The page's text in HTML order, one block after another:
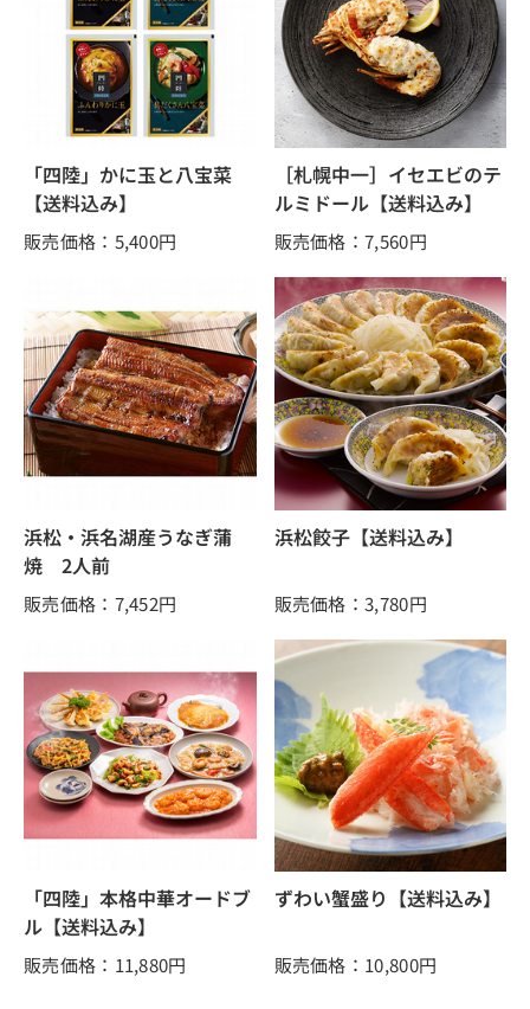
「四陸」かに玉と八宝菜
【送料込み】
販売価格：5,400円
［札幌中一］イセエビのテ
ルミドール【送料込み】
販売価格：7,560円
浜松・浜名湖産うなぎ蒲
焼 2人前
販売価格：7,452円
浜松餃子【送料込み】
販売価格：3,780円
「四陸」本格中華オードブ
ル【送料込み】
販売価格：11,880円
ずわい蟹盛り【送料込み】
販売価格：10,800円